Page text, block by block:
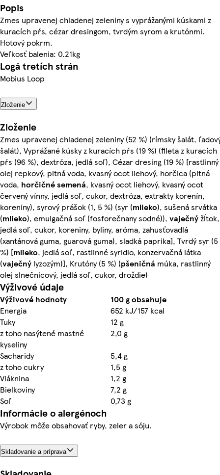
Popis
Zmes upravenej chladenej zeleniny s vyprážanými kúskami z
kuracích pŕs, cézar dresingom, tvrdým syrom a krutónmi.
Hotový pokrm.
Veľkosť balenia: 0.21kg
Logá tretích strán
Mobius Loop
Zloženie
Zloženie
Zmes upravenej chladenej zeleniny (52 %) (rímsky šalát,
šalát), Vyprážané kúsky z kuracích pŕs (19 %) (fileta z kuracích
pŕs (96 %), dextróza, jedlá soľ), Cézar dresing (19 %) [rastlinný
olej repkový, pitná voda, kvasný ocot liehový, horčica (pitná
voda, horčičné semená, kvasný ocot liehový, kvasný ocot
červený vínny, jedlá soľ, cukor, dextróza, extrakty korenín,
koreniny), syrový prášok (1, 5 %) (syr (mlieko), sušená srvátka
(mlieko), emulgačná soľ (fosforečnany sodné)), vaječnýžĺtok,
jedlá soľ, cukor, koreniny, byliny, aróma, zahusťovadlá
(xantánová guma, guarová guma), sladká paprika], Tvrdý syr (5
%) [mlieko, jedlá soľ, rastlinné syridlo, konzervačná látka
(vaječný lyzozým)], Krutóny (5 %) (pšeničná múka, rastlinný
olej slnečnicový, jedlá soľ, cukor, droždie)
Výživové údaje
Výživové hodnoty
100 g obsahuje
Energia
652 kJ/157 kcal
Tuky
12 g
z toho nasýtené mastné
kyseliny
2,0 g
Sacharidy
5,4 g
z toho cukry
1,5 g
Vláknina
1,2 g
Bielkoviny
7,2 g
Soľ
0,73 g
Informácie o alergénoch
Výrobok môže obsahovať ryby, zeler a sóju.
Skladovanie a príprava